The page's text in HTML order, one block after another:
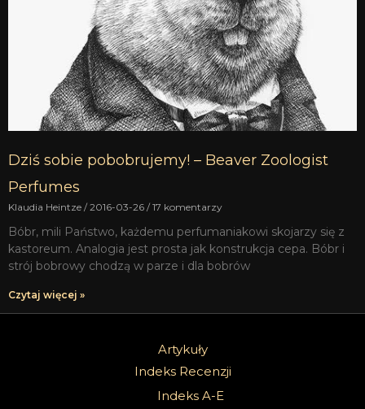
Dziś sobie pobobrujemy! – Beaver Zoologist
Perfumes
Klaudia Heintze 2016-03-26 17 komentarzy
Bóbr, mili Państwo, każdemu perfumaniakowi skojarzy się z
kastoreum. Analogia jest prosta jak konstrukcja cepa. Bóbr i
strój bobrowy chodzą w parze i dla bobrów
Czytaj więcej »
Artykuły
Indeks Recenzji
Indeks A-E